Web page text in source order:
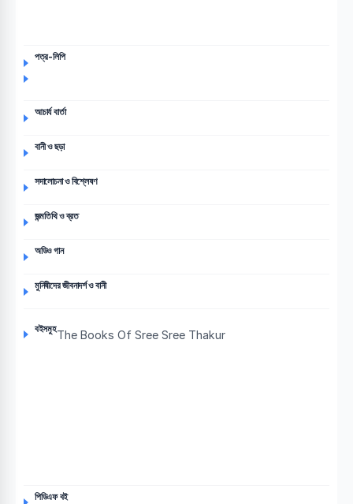
পত্র-লিপি
আচার্য বার্তা
বানী ও ছড়া
সদালোচনা ও বিশ্লেষণ
জন্মতিথি ও ব্রত
অডিও গান
মুনিষীদের জীবনাদর্শ ও বানী
বইসমুহThe Books Of Sree Sree Thakur
পিডিএফ বই